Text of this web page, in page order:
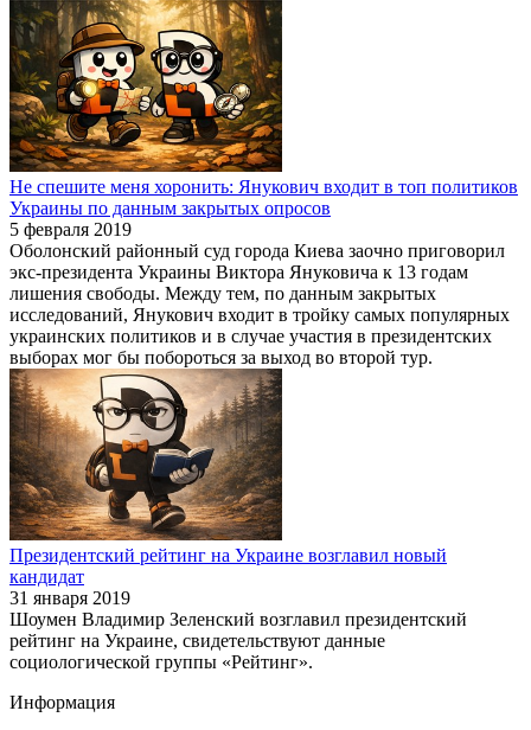
Не спешите меня хоронить: Янукович входит в топ политиков
Украины по данным закрытых опросов
5 февраля 2019
Оболонский районный суд города Киева заочно приговорил
экс-президента Украины Виктора Януковича к 13 годам
лишения свободы. Между тем, по данным закрытых
исследований, Янукович входит в тройку самых популярных
украинских политиков и в случае участия в президентских
выборах мог бы побороться за выход во второй тур.
Президентский рейтинг на Украине возглавил новый
кандидат
31 января 2019
Шоумен Владимир Зеленский возглавил президентский
рейтинг на Украине, свидетельствуют данные
социологической группы «Рейтинг».
Информация